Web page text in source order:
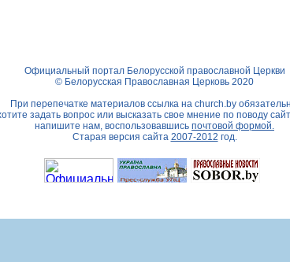
Официальный портал Белорусской православной Церкви
© Белорусская Православная Церковь 2020
При перепечатке материалов ссылка на church.by
задать вопрос или высказать свое мнение по поводу
напишите нам, воспользовавшись почтовой формой.
Старая версия сайта 2007-2012 год.